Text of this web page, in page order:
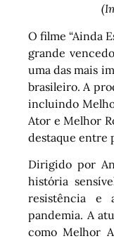
O filme “Ainda
grande
uma das mais
brasileiro. A
incluindo
Ator e Melhor
destaque entre
Dirigido por
história
resistência e
pandemia. A
como Melhor